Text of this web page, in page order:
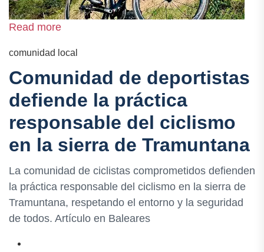
Read more
comunidad local
Comunidad de deportistas
defiende la práctica
responsable del ciclismo
en la sierra de Tramuntana
La comunidad de ciclistas comprometidos defienden
la práctica responsable del ciclismo en la sierra de
Tramuntana, respetando el entorno y la seguridad
de todos. Artículo en Baleares